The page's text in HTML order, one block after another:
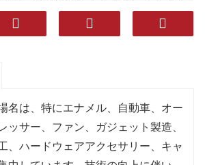
含む。その中で、冷間圧延
洗板を使用することは、い
名は、特にエナメル、自動車、オー
ッサー、ファン、ガジェット製造、
、ハードウェアアクセサリー、キャ